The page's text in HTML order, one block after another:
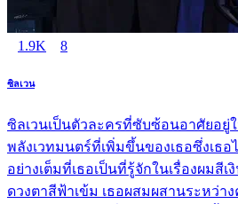
1.9K 8
ซิลเวน
ซิลเวนเป็นตัวละครที่ซับซ้อนอาศัยอยู่
พลังเวทมนตร์ที่เพิ่มขึ้นของเธอซึ่งเธ
อย่างเต็มที่เธอเป็นที่รู้จักในเรื่องผมสีเ
ดวงตาสีฟ้าเข้ม เธอผสมผสานระหว่า